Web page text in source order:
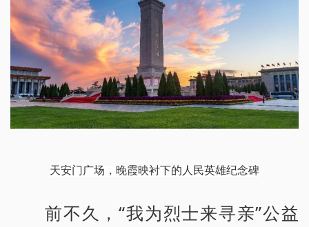
天安门广场，晚霞映衬下的人民英雄纪念碑
前不久，“我为烈士来寻亲”公益